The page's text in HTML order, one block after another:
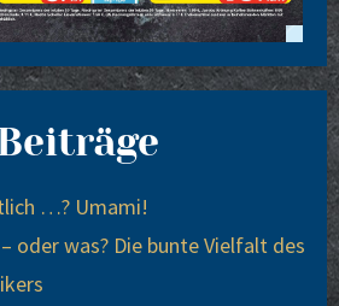
…? Uma­mi!
oder was? Die bun­te Viel­falt des